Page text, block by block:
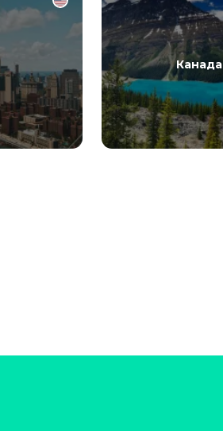
Канада